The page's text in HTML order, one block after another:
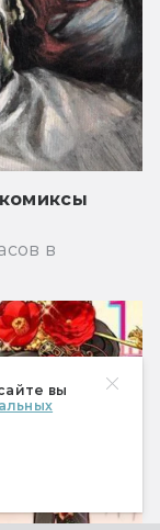
вы
в